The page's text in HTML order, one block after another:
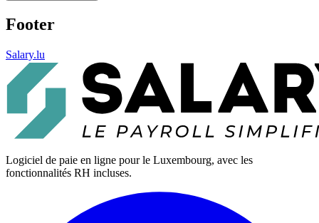
Footer
Salary.lu
Logiciel de paie en ligne pour le Luxembourg, avec les
fonctionnalités RH incluses.